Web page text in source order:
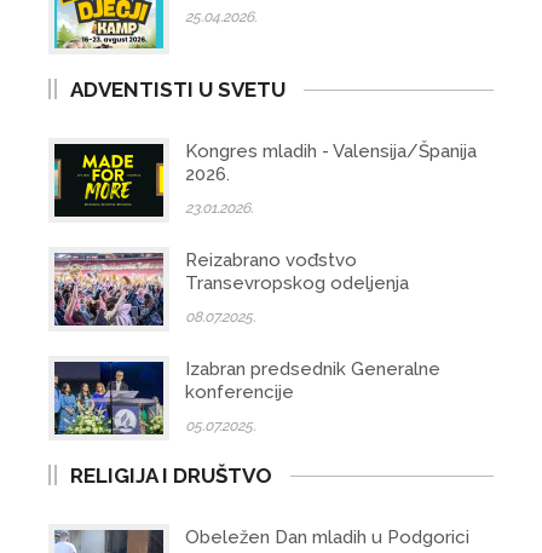
25.04.2026.
ADVENTISTI U SVETU
Kongres mladih - Valensija/Španija
2026.
23.01.2026.
Reizabrano vođstvo
Transevropskog odeljenja
08.07.2025.
Izabran predsednik Generalne
konferencije
05.07.2025.
RELIGIJA I DRUŠTVO
Obeležen Dan mladih u Podgorici